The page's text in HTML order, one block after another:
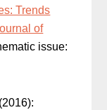
Trends
of
issue: